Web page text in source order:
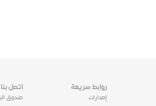
روابط سريعة
إصدارات
اتصل بنا